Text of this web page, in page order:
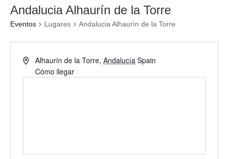
Andalucia Alhaurín de la Torre
Eventos Lugares Andalucia Alhaurín de la Torre
Alhaurín de la Torre, Andalucía Spain
Cómo llegar